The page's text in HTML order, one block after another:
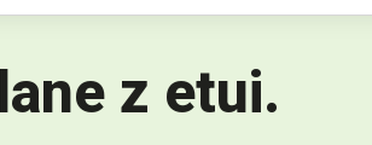
z etui.